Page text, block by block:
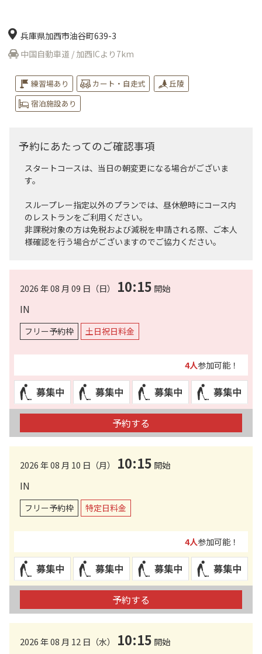
兵庫県加西市油谷町639-3
中国自動車道 / 加西ICより7km
練習場あり カート・自走式
丘陵
宿泊施設あり
予約にあたってのご確認事項
スタートコースは、当日の朝変更になる場合がございま
す。
スループレー指定以外のプランでは、昼休憩時にコース内
のレストランをご利用ください。
非課税対象の方は免税および減税を申請される際、ご本人
様確認を行う場合がございますのでご協力ください。
2026 年 08 月 09 日（日） 10:15 開始
IN
フリー予約枠 土日祝日料金
4人参加可能！
予約する
2026 年 08 月 10 日（月） 10:15 開始
IN
フリー予約枠 特定日料金
4人参加可能！
予約する
2026 年 08 月 12 日（水） 10:15 開始